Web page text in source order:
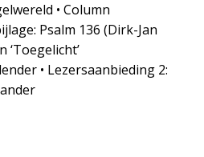
• Column
Psalm 136 (Dirk-Jan
‘Toegelicht’
• Lezersaanbieding 2: